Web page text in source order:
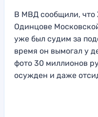
В МВД сообщили, что
Одинцове
уже был судим за
время он вымогал у
фото 30 миллионов
осужден и даже